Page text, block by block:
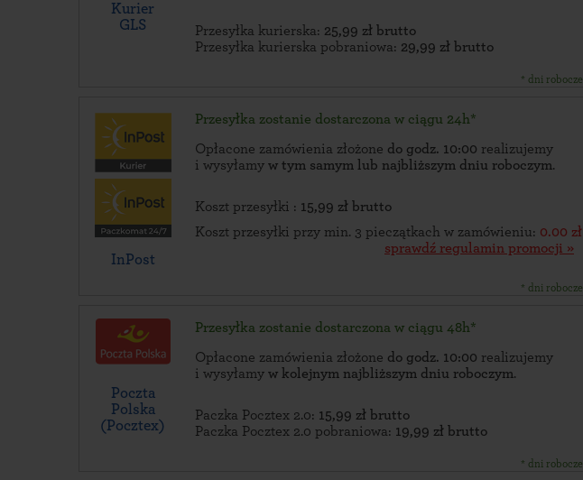
Kurier
GLS
Przesyłka kurierska: 25,99 zł brutto
Przesyłka kurierska pobraniowa: 29,99 zł brutto
* dni robocze
InPost
Przesyłka zostanie dostarczona w ciągu 24h*
Opłacone zamówienia złożone do godz. 10:00 realizujemy
i wysyłamy w tym samym lub najbliższym dniu roboczym.
Koszt przesyłki : 15,99 zł brutto
Koszt przesyłki przy min. 3 pieczątkach w zamówieniu: 0.00 zł
sprawdź regulamin promocji »
* dni robocze
Poczta
Polska
(Pocztex)
Przesyłka zostanie dostarczona w ciągu 48h*
Opłacone zamówienia złożone do godz. 10:00 realizujemy
i wysyłamy w kolejnym najbliższym dniu roboczym.
Paczka Pocztex 2.0: 15,99 zł brutto
Paczka Pocztex 2.0 pobraniowa: 19,99 zł brutto
* dni robocze